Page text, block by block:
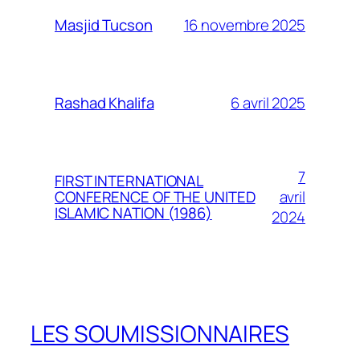
Masjid Tucson 16 novembre 2025
Rashad Khalifa 6 avril 2025
FIRST INTERNATIONAL
CONFERENCE OF THE UNITED
ISLAMIC NATION (1986)
7
avril
2024
LES SOUMISSIONNAIRES